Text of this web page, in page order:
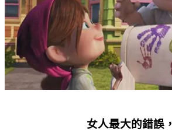
女人最大的錯誤，